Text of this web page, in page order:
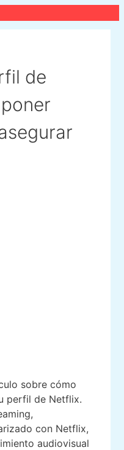
de
sobre cómo
perfil de Netflix.
con Netflix,
audiovisual